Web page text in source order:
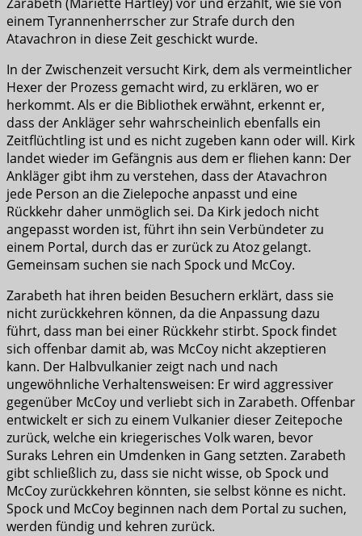
einem Tyrannenherrscher zur Strafe durch den
Atavachron in diese Zeit geschickt wurde.
In der Zwischenzeit versucht Kirk, dem als vermeintlicher
Hexer der Prozess gemacht wird, zu erklären, wo er
herkommt. Als er die Bibliothek erwähnt, erkennt er,
dass der Ankläger sehr wahrscheinlich ebenfalls ein
Zeitflüchtling ist und es nicht zugeben kann oder will. Kirk
landet wieder im Gefängnis aus dem er fliehen kann: Der
Ankläger gibt ihm zu verstehen, dass der Atavachron
jede Person an die Zielepoche anpasst und eine
Rückkehr daher unmöglich sei. Da Kirk jedoch nicht
angepasst worden ist, führt ihn sein Verbündeter zu
einem Portal, durch das er zurück zu Atoz gelangt.
Gemeinsam suchen sie nach Spock und McCoy.
Zarabeth hat ihren beiden Besuchern erklärt, dass sie
nicht zurückkehren können, da die Anpassung dazu
führt, dass man bei einer Rückkehr stirbt. Spock findet
sich offenbar damit ab, was McCoy nicht akzeptieren
kann. Der Halbvulkanier zeigt nach und nach
ungewöhnliche Verhaltensweisen: Er wird aggressiver
gegenüber McCoy und verliebt sich in Zarabeth. Offenbar
entwickelt er sich zu einem Vulkanier dieser Zeitepoche
zurück, welche ein kriegerisches Volk waren, bevor
Suraks Lehren ein Umdenken in Gang setzten. Zarabeth
gibt schließlich zu, dass sie nicht wisse, ob Spock und
McCoy zurückkehren könnten, sie selbst könne es nicht.
Spock und McCoy beginnen nach dem Portal zu suchen,
werden fündig und kehren zurück.